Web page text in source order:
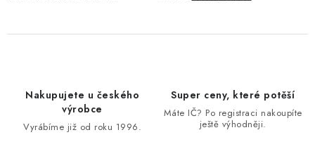
Nakupujete u českého
výrobce
Vyrábíme již od roku 1996.
Super ceny, které potěší
Máte IČ? Po registraci nakoupíte
ještě výhodněji.